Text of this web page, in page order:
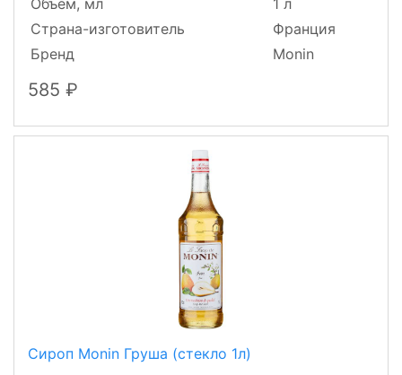
Объем, мл
1 л
Страна-изготовитель
Франция
Бренд
Monin
585
Сироп Monin Груша (стекло 1л)